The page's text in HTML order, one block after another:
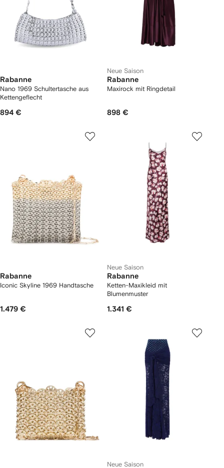
Rabanne
Nano 1969 Schultertasche aus
Kettengeflecht
894 €
Neue Saison
Rabanne
Maxirock mit Ringdetail
898 €
Rabanne
Iconic Skyline 1969 Handtasche
1.479 €
Neue Saison
Rabanne
Ketten-Maxikleid mit
Blumenmuster
1.341 €
Neue Saison